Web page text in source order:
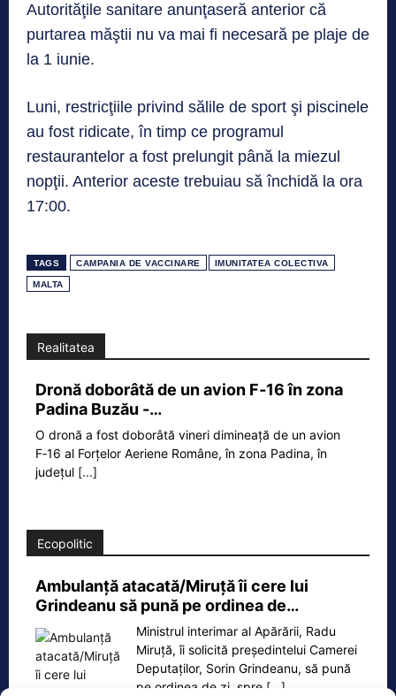
Autorităţile sanitare anunţaseră anterior că
purtarea măştii nu va mai fi necesară pe plaje de
la 1 iunie.
Luni, restricţiile privind sălile de sport şi piscinele
au fost ridicate, în timp ce programul
restaurantelor a fost prelungit până la miezul
nopţii. Anterior aceste trebuiau să închidă la ora
17:00.
TAGS CAMPANIA DE VACCINARE IMUNITATEA COLECTIVA
MALTA
Realitatea
Dronă doborâtă de un avion F‑16 în zona
Padina Buzău -…
O dronă a fost doborâtă vineri dimineață de un avion
F‑16 al Forțelor Aeriene Române, în zona Padina, în
județul [...]
Ecopolitic
Ambulanță atacată/Miruță îi cere lui
Grindeanu să pună pe ordinea de…
Ministrul interimar al Apărării, Radu
Miruță, îi solicită președintelui Camerei
Deputaților, Sorin Grindeanu, să pună
pe ordinea de zi, spre [...]